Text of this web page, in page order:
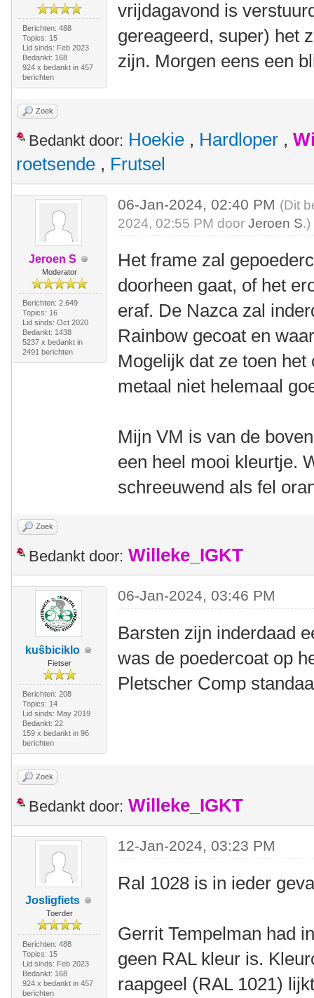
Berichten: 488
Topics: 15
Lid sinds: Feb 2023
Bedankt: 168
924 x bedankt in 457
berichten
vrijdagavond is
gereageerd, super) het
zijn. Morgen eens een
Zoek
Bedankt door: Hoekie , Hardloper ,
roetsende , Frutsel
Jeroen S
Moderator
Berichten: 2.649
Topics: 16
Lid sinds: Oct 2020
Bedankt: 1438
5237 x bedankt in
2491 berichten
06-Jan-2024, 02:40 PM (Dit
2024, 02:55 PM doorJeroen S.)
Het frame zal
doorheen gaat, of het
eraf. De Nazca zal
Rainbow gecoat en
Mogelijk dat ze toen
metaal niet helemaal
Mijn VM is van de
een heel mooi kleurtje.
schreeuwend als fel
Zoek
Bedankt door: Willeke_IGKT
kuŝbiciklo
Fietser
Berichten: 208
Topics: 14
Lid sinds: May 2019
Bedankt: 22
159 x bedankt in 96
berichten
06-Jan-2024, 03:46 PM
Barsten zijn inderdaad
was de poedercoat op
Pletscher Comp
Zoek
Bedankt door: Willeke_IGKT
Josligfiets
Toerder
Berichten: 488
Topics: 15
Lid sinds: Feb 2023
Bedankt: 168
924 x bedankt in 457
berichten
12-Jan-2024, 03:23 PM
Ral 1028 is in ieder
Gerrit Tempelman had
geen RAL kleur is.
raapgeel (RAL 1021)